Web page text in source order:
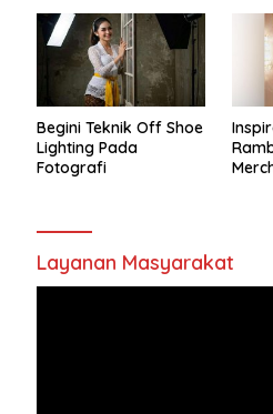
Begini Teknik Off Shoe
Lighting Pada
Fotografi
Layanan Masyarakat